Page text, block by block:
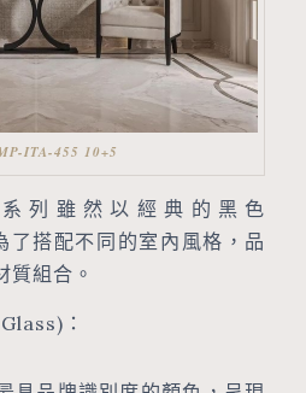
ITA-455 10+5
列雖然以經典的黑色
了搭配不同的室內風格，品
質組合。
：